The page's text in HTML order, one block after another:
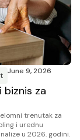
June 9, 2026
biznis za
trenutak za
i urednu
u 2026. godini.